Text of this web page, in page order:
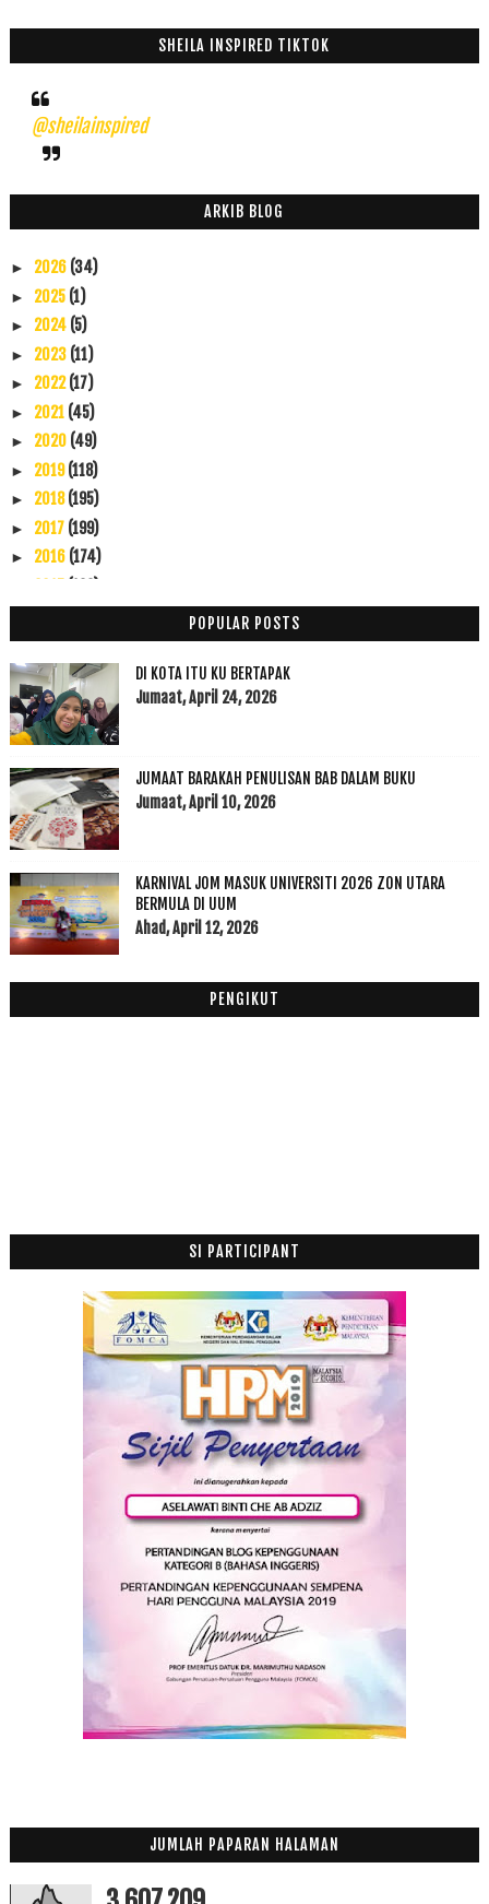
SHEILA INSPIRED TIKTOK
@sheilainspired
ARKIB BLOG
► 2026 (34)
► 2025 (1)
► 2024 (5)
► 2023 (11)
► 2022(17)
► 2021 (45)
► 2020 (49)
► 2019(118)
► 2018(195)
► 2017 (199)
► 2016 (174)
►2013(53)
▼2012 (100)
►Disember
►November(7)
►September (15)
► Ogos(5)
▼Julai(7)
Ramadhanku.... dan makna disebalik solat suant ter...
Tazkirah Menjelang Ramadhan : nikmat, seronok, mak...
Mana Hilangnya Juwita?
Berita Kampus : TIDAK SABAR TUNGGU PENTAULIAHAN ...
POPULAR POSTS
DI KOTA ITU KU BERTAPAK
Jumaat, April 24, 2026
JUMAAT BARAKAH PENULISAN BAB DALAM BUKU
Jumaat, April 10, 2026
KARNIVAL JOM MASUK UNIVERSITI 2026 ZON UTARA
BERMULA DI UUM
Ahad, April 12, 2026
PENGIKUT
SI PARTICIPANT
JUMLAH PAPARAN HALAMAN